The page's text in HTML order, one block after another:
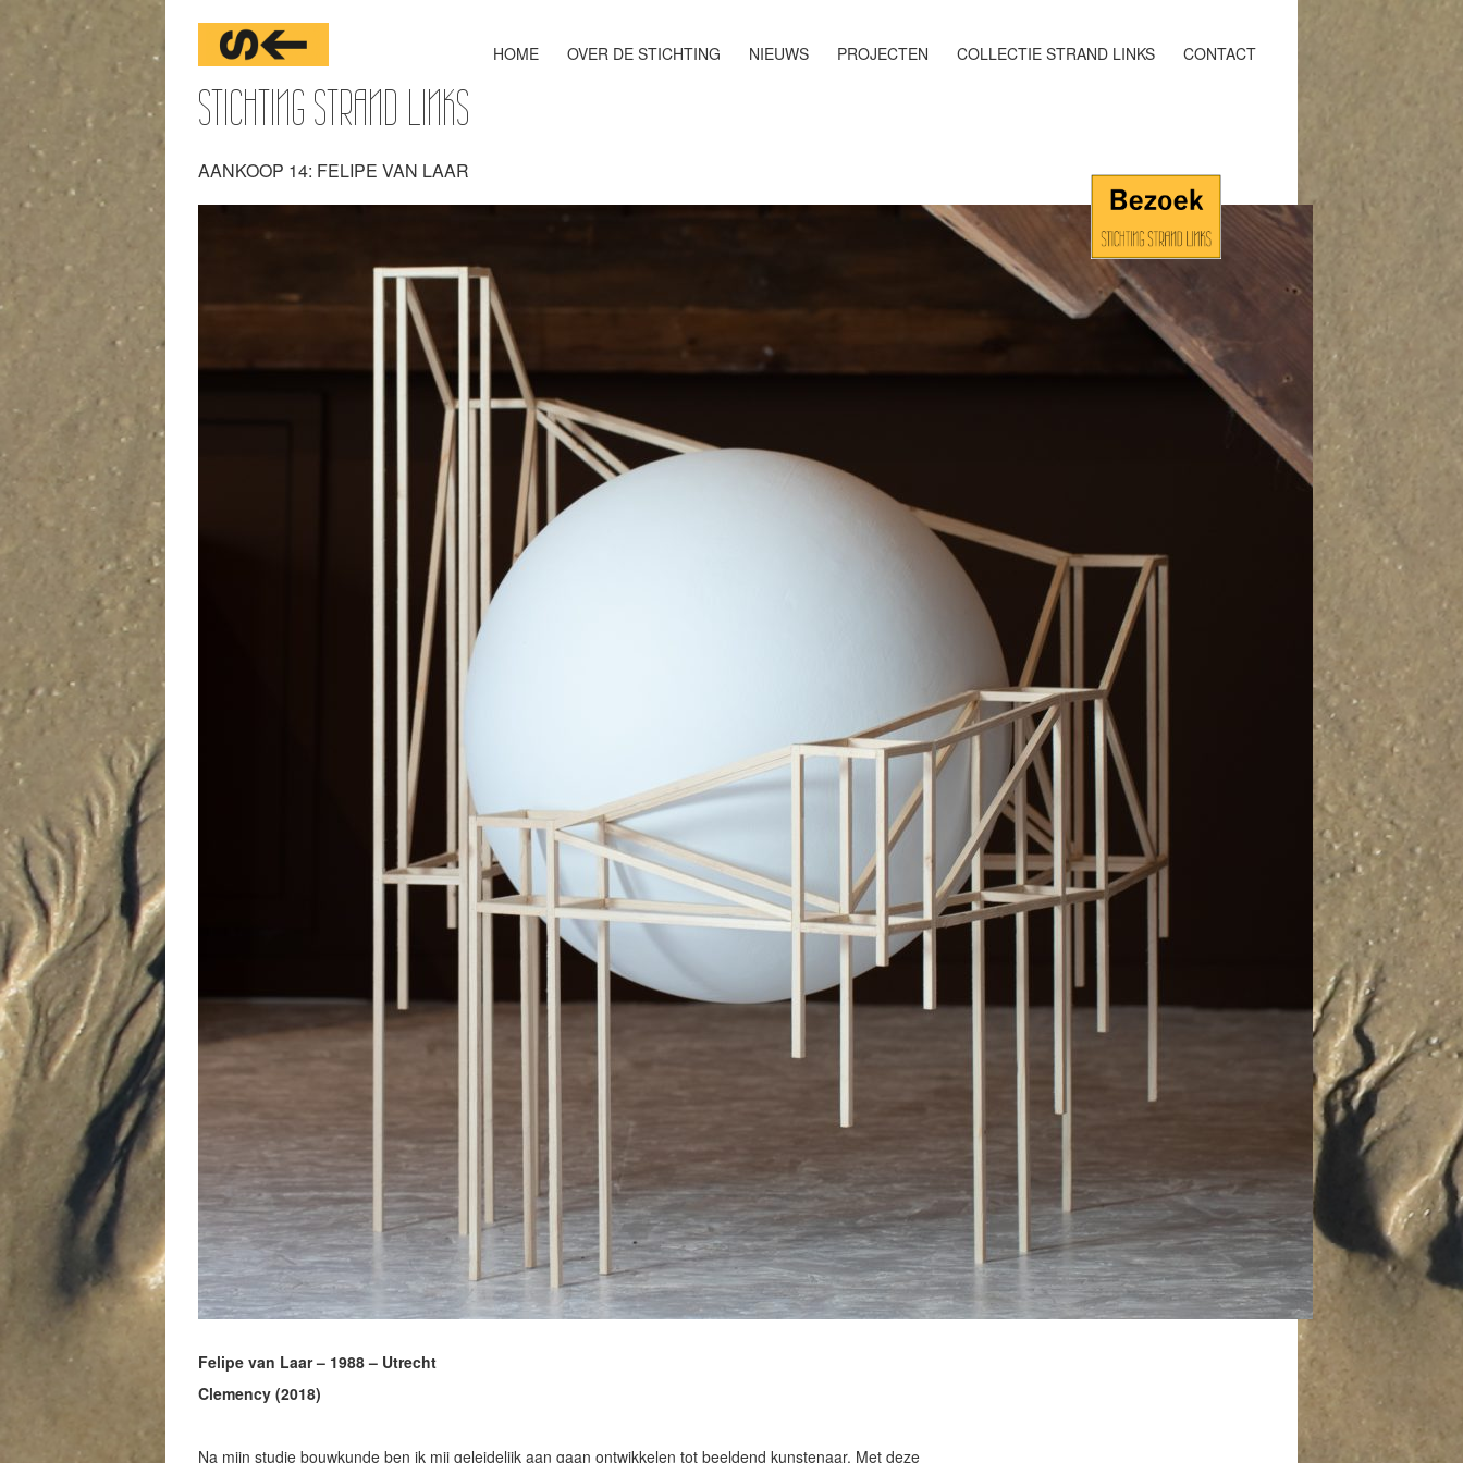
HOME OVER DE STICHTING NIEUWS PROJECTEN COLLECTIE STRAND LINKS CONTACT
STICHTING STRAND LINKS
AANKOOP 14: FELIPE VAN LAAR
Felipe van Laar – 1988 – Utrecht
Clemency (2018)
Na mijn studie bouwkunde ben ik mij geleidelijk aan gaan ontwikkelen tot beeldend kunstenaar. Met deze